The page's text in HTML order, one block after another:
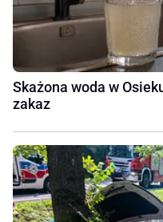
Skażona woda w
zakaz